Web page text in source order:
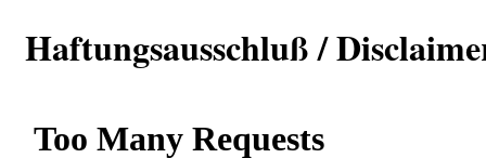
Haftungsausschluß /